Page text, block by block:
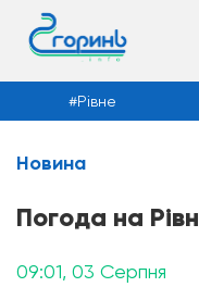
Новини
Рівне
Новина
Погода на
09:01, 03 Серпня